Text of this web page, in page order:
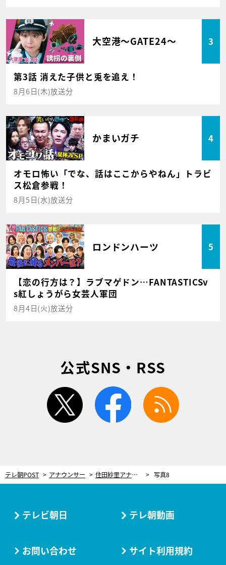
大空港～GATE24～ 3
第3話 消えた子供と兎を追え！
8月6日(木)放送分
かまいガチ 4
オモロ怖い「でな、話はここからやねん」トラビ
ス松倉参戦！
8月5日(水)放送分
ロンドンハーツ 5
【恋の行方は？】ラブマゲドン…FANTASTICSv
s紅しょうがら女芸人軍団
8月4日(火)放送分
公式SNS・RSS
twitter facebook
テレ朝POST アナウンサー 住田紗里アナ＆斎藤ちはるアナ、ステージでダンスを生披露！「もう一度夢を叶えてもらう気分です」 写真8
テレビ朝日 テレ朝動画
お問い合わせ サイト利用規約